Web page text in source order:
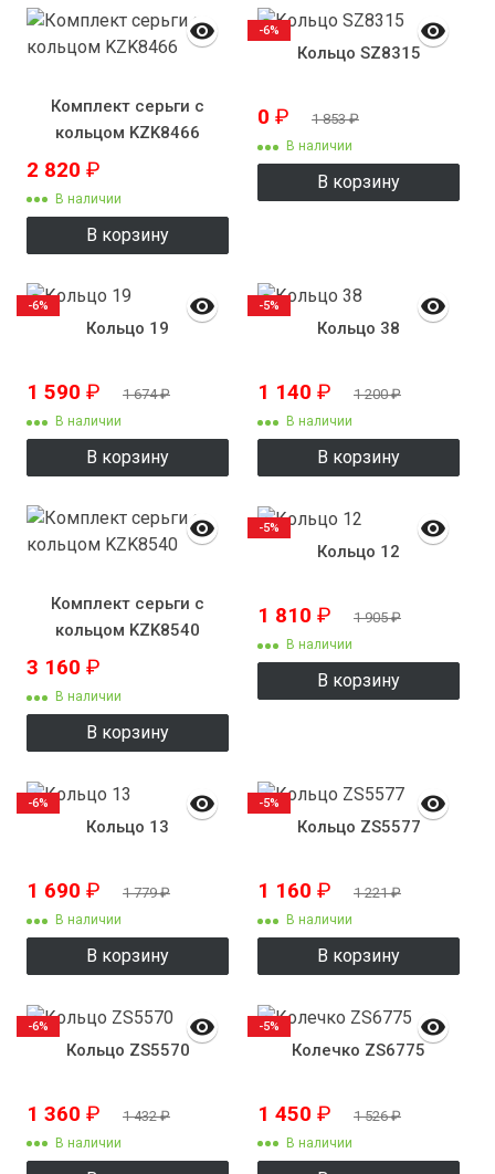
Комплект серьги с
кольцом KZK8466
2 820 ₽
В наличии
В корзину
Кольцо SZ8315
0 ₽ 1 853₽
В наличии
В корзину
-6%
Кольцо 19
1 590 ₽ 1 674₽
В наличии
В корзину
-6%
Кольцо 38
1 140 ₽ 1 200₽
В наличии
В корзину
-5%
Комплект серьги с
кольцом KZK8540
3 160 ₽
В наличии
В корзину
Кольцо 12
1 810 ₽ 1 905₽
В наличии
В корзину
-5%
Кольцо 13
1 690 ₽ 1 779₽
В наличии
В корзину
-6%
Кольцо ZS5577
1 160 ₽ 1 221₽
В наличии
В корзину
-5%
Кольцо ZS5570
1 360 ₽ 1 432₽
В наличии
-6%
Колечко ZS6775
1 450 ₽ 1 526₽
В наличии
-5%